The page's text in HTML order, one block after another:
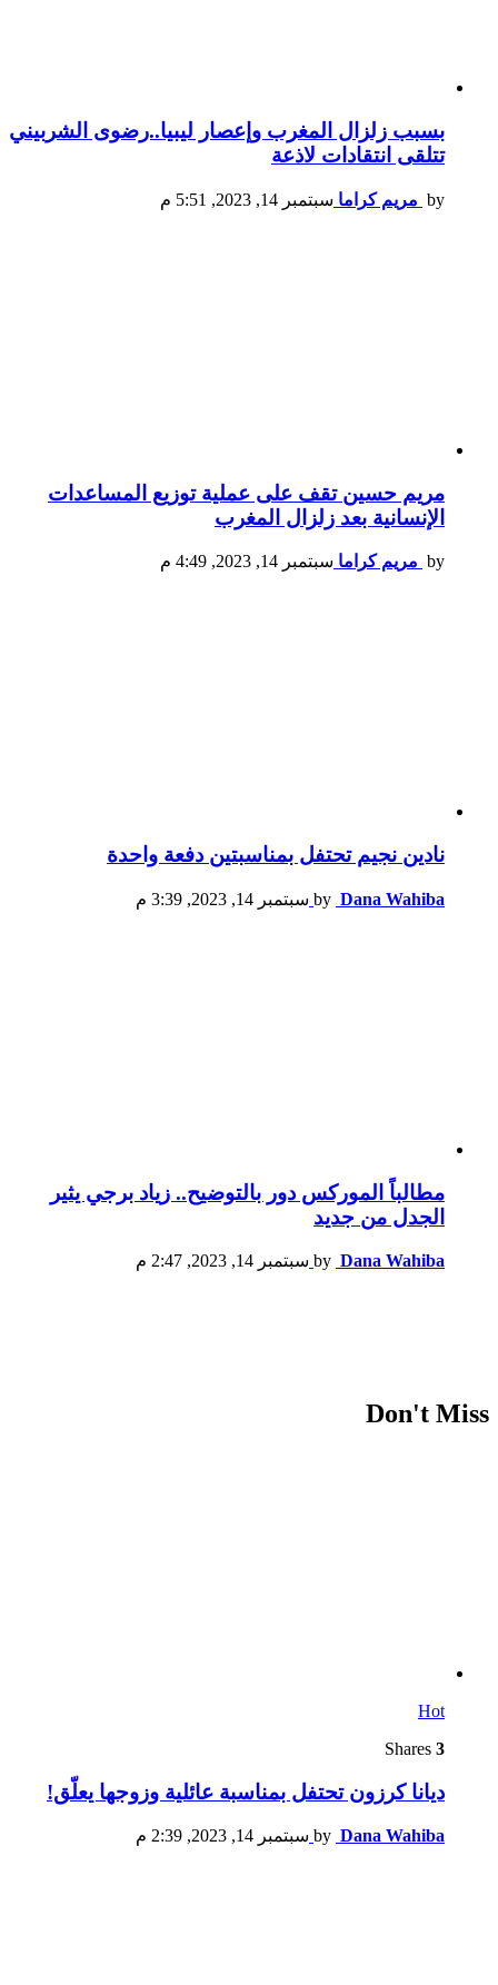
بسبب زلزال المغرب وإعصار ليبيا..رضوى الشربيني
تتلقى انتقادات لاذعة
by مريم كراما سبتمبر 14, 2023, 5:51 م
مريم حسين تقف على عملية توزيع المساعدات
الإنسانية بعد زلزال المغرب
by مريم كراما سبتمبر 14, 2023, 4:49 م
نادين نجيم تحتفل بمناسبتين دفعة واحدة
by Dana Wahiba سبتمبر 14, 2023, 3:39 م
مطالباً الموركس دور بالتوضيح.. زياد برجي يثير
الجدل من جديد
by Dana Wahiba سبتمبر 14, 2023, 2:47 م
Don't Miss
Hot
3
ديانا كرزون تحتفل بمناسبة عائلية وزوجها يعلّق!
by Dana Wahiba سبتمبر 14, 2023, 2:39 م